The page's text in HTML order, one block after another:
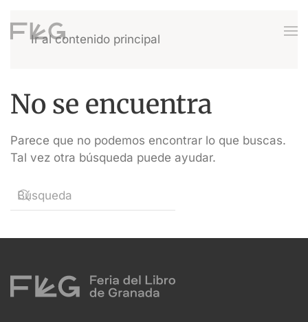
Ir al contenido principal
No se encuentra
Parece que no podemos encontrar lo que buscas.
Tal vez otra búsqueda puede ayudar.